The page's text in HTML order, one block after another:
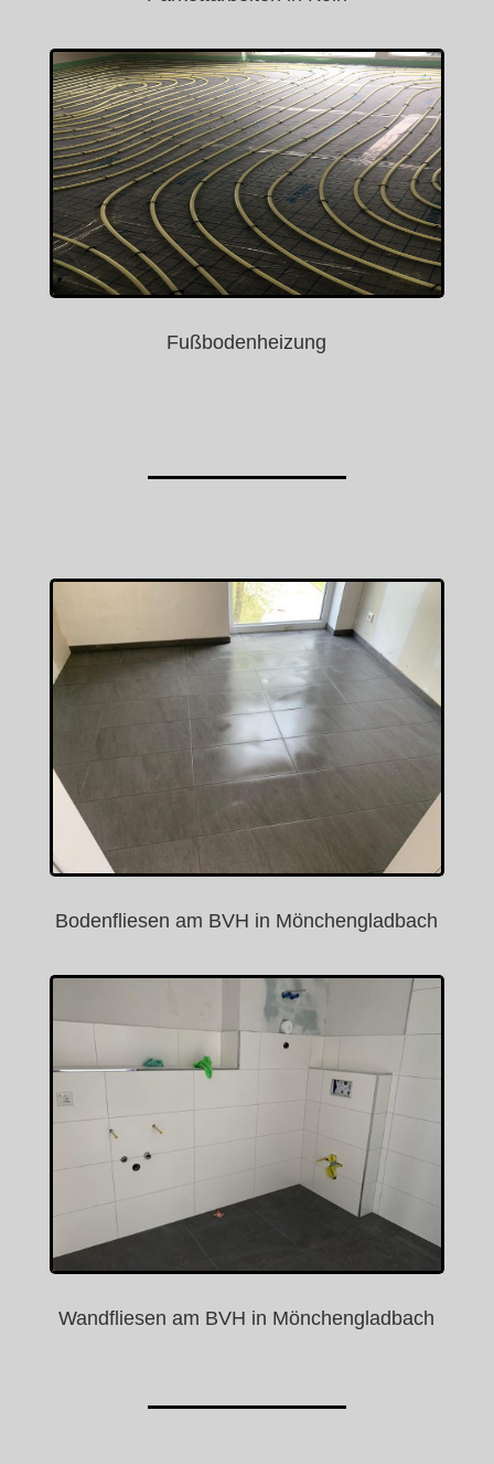
Fußbodenheizung
Bodenfliesen am BVH in Mönchengladbach
Wandfliesen am BVH in Mönchengladbach